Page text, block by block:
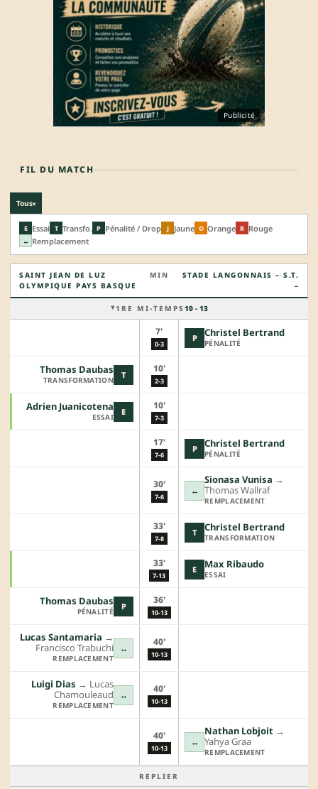
Publicité
FIL DU MATCH
Tous▾
E Essai T Transfo. P Pénalité / Drop J Jaune O Orange R Rouge
↔ Remplacement
SAINT JEAN DE LUZ
OLYMPIQUE PAYS BASQUE
MIN
STADE LANGONNAIS – S.T.
–
1RE MI-TEMPS 10 - 13
7'
0-3
P Christel Bertrand
PÉNALITÉ
T
Thomas Daubas
TRANSFORMATION
10'
2-3
E
Adrien Juanicotena
ESSAI
10'
7-3
17'
7-6
P Christel Bertrand
PÉNALITÉ
30'
7-6
↔
Sionasa Vunisa →︎
Thomas Wallraf
REMPLACEMENT
33'
7-8
T Christel Bertrand
TRANSFORMATION
33'
7-13
E Max Ribaudo
ESSAI
P
Thomas Daubas
PÉNALITÉ
36'
10-13
↔
Lucas Santamaria →︎
Francisco Trabuchi
REMPLACEMENT
40'
10-13
↔
Luigi Dias →︎ Lucas
Chamouleaud
REMPLACEMENT
40'
10-13
40'
10-13
↔
Nathan Lobjoit →︎
Yahya Graa
REMPLACEMENT
REPLIER